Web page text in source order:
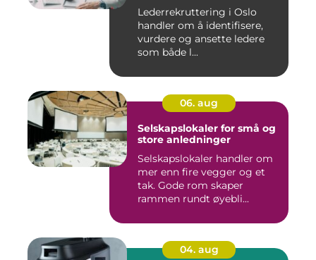
Lederrekruttering i Oslo
handler om å identifisere,
vurdere og ansette ledere
som både l...
06. aug
Selskapslokaler for små og
store anledninger
Selskapslokaler handler om
mer enn fire vegger og et
tak. Gode rom skaper
rammen rundt øyebli...
04. aug